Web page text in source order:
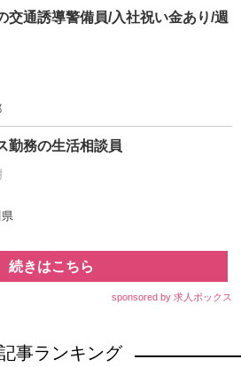
交通誘導警備員/入社祝い金あり/週
勤務の生活相談員
続きはこちら
sponsored by 求人ボックス
事ランキング